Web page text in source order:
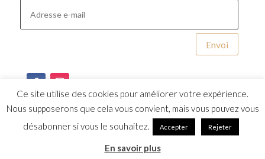
Envoi
Studio Capuche
Ce site utilise des cookies pour améliorer votre expérience.
Nous supposerons que cela vous convient, mais vous pouvez vous
désabonner si vous le souhaitez.
Accepter Rejeter
En savoir plus